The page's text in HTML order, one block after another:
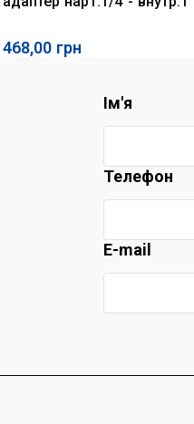
468,00 грн
Ім'я
Телефон
E-mail